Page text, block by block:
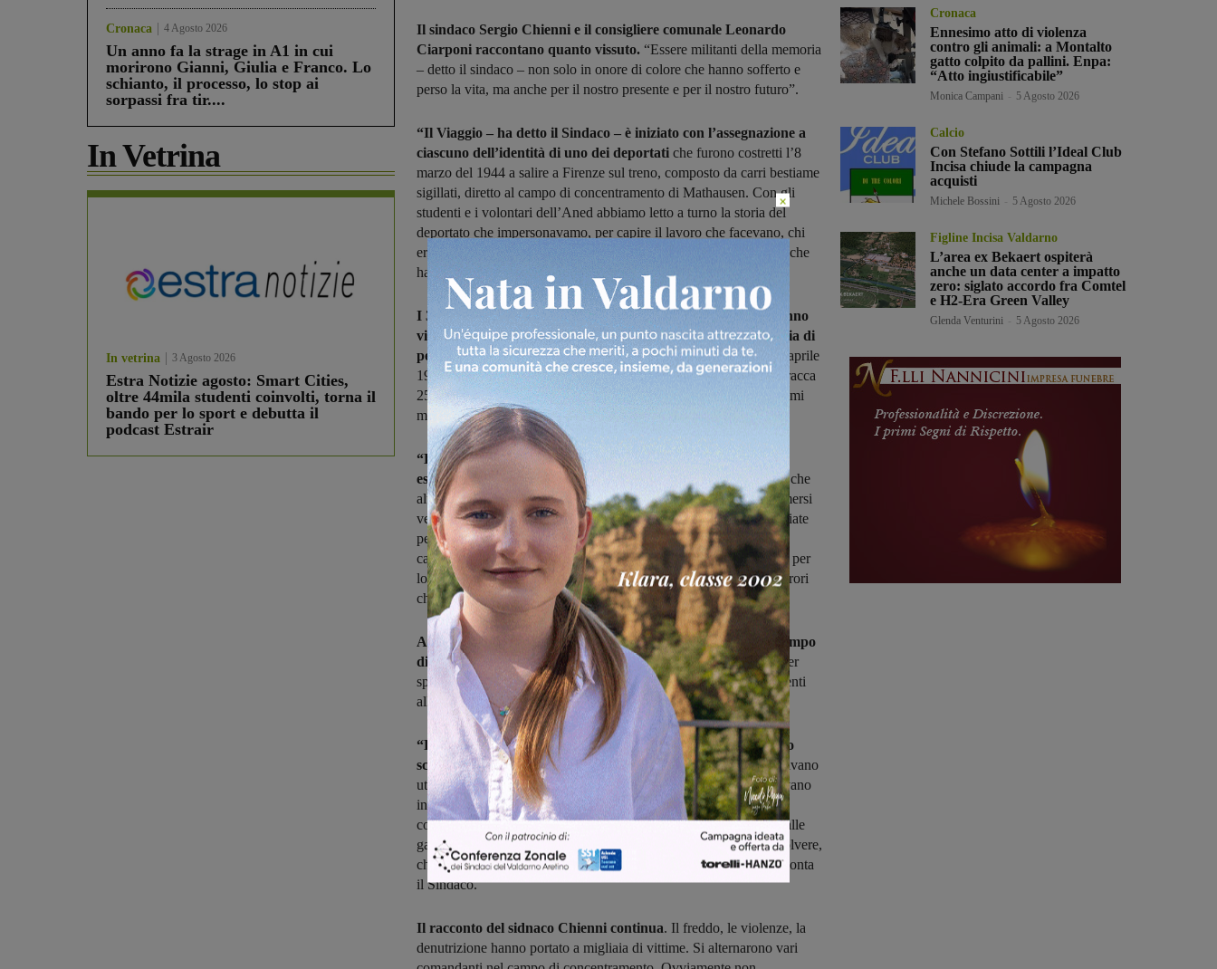
Cronaca 4 Agosto 2026
Un anno fa la strage in A1 in cui
morirono Gianni, Giulia e Franco. Lo
schianto, il processo, lo stop ai
sorpassi fra tir....
In Vetrina
In vetrina 3 Agosto 2026
Estra Notizie agosto: Smart Cities,
oltre 44mila studenti coinvolti, torna il
bando per lo sport e debutta il
podcast Estrair
Il sindaco Sergio Chienni e il consigliere comunale Leonardo
Ciarponi raccontano quanto vissuto. “Essere militanti della memoria
– detto il sindaco – non solo in onore di colore che hanno sofferto e
perso la vita, ma anche per il nostro presente e per il nostro futuro”.
“Il Viaggio – ha detto il Sindaco – è iniziato con l’assegnazione a
ciascuno dell’identità di uno dei deportati che furono costretti l’8
marzo del 1944 a salire a Firenze sul treno, composto da carri bestiame
sigillati, diretto al campo di concentramento di Mathausen. Con gli
studenti e i volontari dell’Aned abbiamo letto a turno la storia del
deportato che impersonavamo, per capire il lavoro che facevano, chi
erano i loro familiari, il pretesto che è stato usato per fermarli, ciò che
hanno sofferto prima di arrivare a Mathausen”.
I 320 partecipanti abordo di sei pullmanIl il primo giorno hanno
visitato il campo di Dachau, dove sono morte decine di migliaia di
persone.Era stato concepito per segregarne circa 5.000 ma il 29 aprile
1945 gli americani vi trovarono oltre 30.000 prigionieri. Nella baracca
25 destinata agli italiani, che aveva una capienza di 180, negli ultimi
mesi vi erano stipati in 1.800.
“La baracca 5 – spiega il Sindaco – era invece destinata agli
esperimenti
, dove i deportati venivano utilizzati per capire fino a che
altitudine poteva resistere un uomo o quanto potevano vivere immersi
vestiti in vasche di ghiaccio. Nel forno crematorio sono state bruciate
persone malate ancora vive. Gli americani dopo la liberazione del
campo obbligarono gli abitanti tedeschi della cittadina di Dachau, per
lo più indifferenti o complici fino a quel momento, a vedere gli orrori
che si erano perpetrati a pochi metri da loro”.
Altra drammatica testimonianza della barbarie nazista è il campo
di Ebensee
. Qui dal 1943 iniziarono a costruire enormi gallerie per
spostarci le fabbriche di armamenti e proteggerle dai bombardamenti
alleati.
“La maggior parte dei deportati lavorava per 11 ore al freddo
scavando, vestiti poco e con ai piedi degli zoccoli.Quando venivano
utilizzati gli esplosivi non venivano neanche fatti uscire, si riparavano
in delle piccole nicchie, con tutto ciò che drammaticamente ne
consegue. C’era chi doveva fare 8 km per andare dalle baracche alle
gallerie e 8 per tornare coi morti sulle spalle. Esplosioni, fumo, polvere,
chi è sopravvissuto per lo più era sordo o malato ai polmoni” racconta
il Sindaco.
Il racconto del sidnaco Chienni continua. Il freddo, le violenze, la
denutrizione hanno portato a migliaia di vittime. Si alternarono vari
Cronaca
Ennesimo atto di violenza
contro gli animali: a Montalto
gatto colpito da pallini. Enpa:
“Atto ingiustificabile”
Monica Campani 5 Agosto 2026
Calcio
Con Stefano Sottili l’Ideal Club
Incisa chiude la campagna
acquisti
Michele Bossini 5 Agosto 2026
Figline Incisa Valdarno
L’area ex Bekaert ospiterà
anche un data center a impatto
zero: siglato accordo fra Comtel
e H2-Era Green Valley
Glenda Venturini 5 Agosto 2026
×